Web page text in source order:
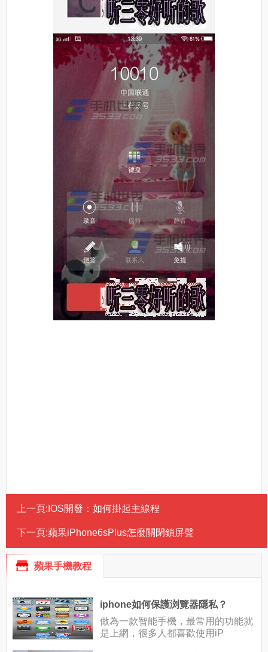
上一頁: IOS開發：如何掛起主線程
下一頁:蘋果iPhone6sPlus怎麼關閉鎖屏聲
蘋果手機教程
iphone如何保護浏覽器隱私？
做為一款智能手機，最常用的功能就
是上網，很多人都喜歡使用iP